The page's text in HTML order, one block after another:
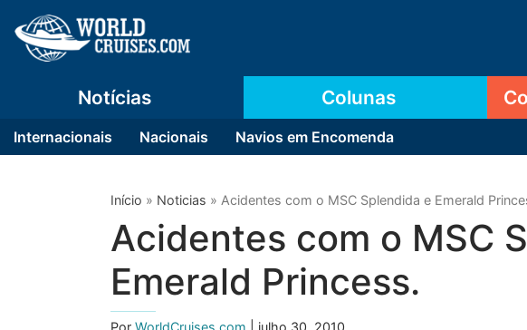
Notícias
Internacionais Nacionais Navios em Encomenda
Colunas
Início » Noticias » Acidentes com o MSC Splendida e Emerald
Acidentes com o MSC
Emerald Princess.
Por WorldCruises.com | julho 30, 2010